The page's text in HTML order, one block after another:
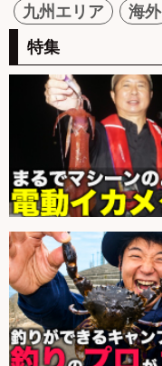
九州エリア
海外
特集